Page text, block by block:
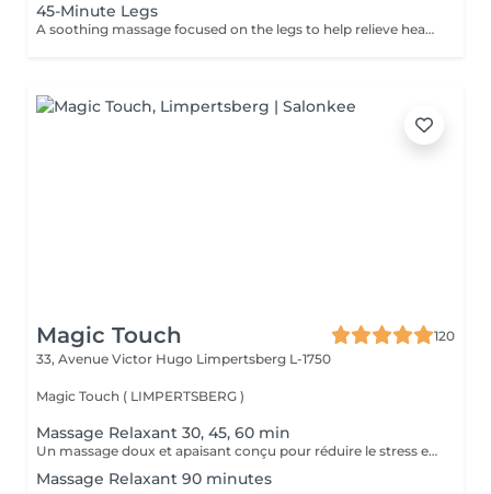
45-Minute Legs
A soothing massage focused on the legs to help relieve heaviness, fatigue, and everyday tension. Using smooth relaxing techniques and oil, this treatment promotes circulation, relaxation, and an overall feeling of lightness and wellbeing. Ideal for tired or overworked legs.
Magic Touch
120
33, Avenue Victor Hugo Limpertsberg L-1750
Magic Touch ( LIMPERTSBERG )
Massage Relaxant 30, 45, 60 min
Un massage doux et apaisant conçu pour réduire le stress et favoriser une relaxation profonde. Idéal pour relâcher les tensions et retrouver la sérénité.
Massage Relaxant 90 minutes